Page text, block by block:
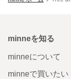
minneを知る
minneについて
minneで買いたい